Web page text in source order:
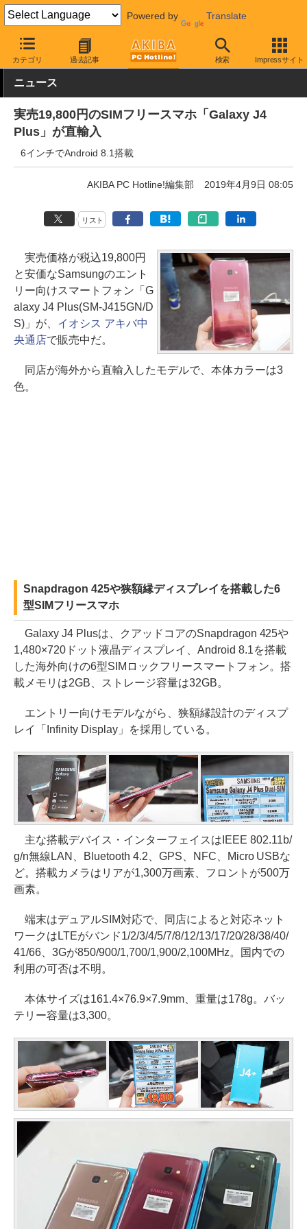
Powered by Translate
カテゴリ 過去記事 検索 Impressサイト
AKIBA PC Hotline! モバイル スマートフォン SIMフリースマー
ニュース
実売19,800円のSIMフリースマホ「Galaxy J4
Plus」が直輸入
6インチでAndroid 8.1搭載
AKIBA PC Hotline!編集部 2019年4月9日 08:05
リスト
実売価格が税込19,800円
と安価なSamsungのエント
リー向けスマートフォン「G
alaxy J4 Plus(SM-J415GN/D
S)」が、 イオシス アキバ中
央通店で販売中だ。
同店が海外から直輸入したモデルで、本体カラーは3
色。
Snapdragon 425や狭額縁ディスプレイを搭載した6
型SIMフリースマホ
Galaxy J4 Plusは、クアッドコアのSnapdragon 425や
1,480×720ドット液晶ディスプレイ、Android 8.1を搭載
した海外向けの6型SIMロックフリースマートフォン。搭
載メモリは2GB、ストレージ容量は32GB。
エントリー向けモデルながら、狭額縁設計のディスプ
レイ「Infinity Display」を採用している。
主な搭載デバイス・インターフェイスはIEEE 802.11b/
g/n無線LAN、Bluetooth 4.2、GPS、NFC、Micro USBな
ど。搭載カメラはリアが1,300万画素、フロントが500万
画素。
端末はデュアルSIM対応で、同店によると対応ネット
ワークはLTEがバンド1/2/3/4/5/7/8/12/13/17/20/28/38/40/
41/66、3Gが850/900/1,700/1,900/2,100MHz。国内での
利用の可否は不明。
本体サイズは161.4×76.9×7.9mm、重量は178g。バッ
テリー容量は3,300。